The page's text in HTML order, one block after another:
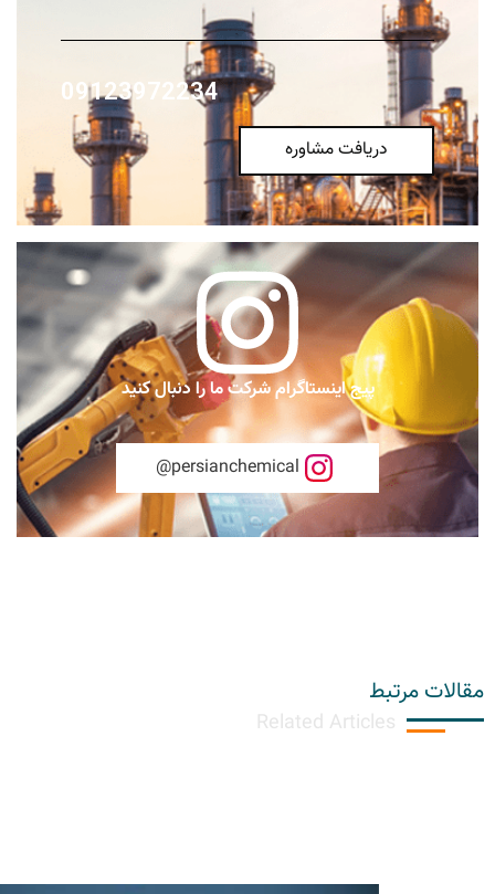
09123972234
دریافت مشاوره
پیج اینستاگرام شرکت ما را دنبال کنید
persianchemical@
مقالات مرتبط
Related Articles